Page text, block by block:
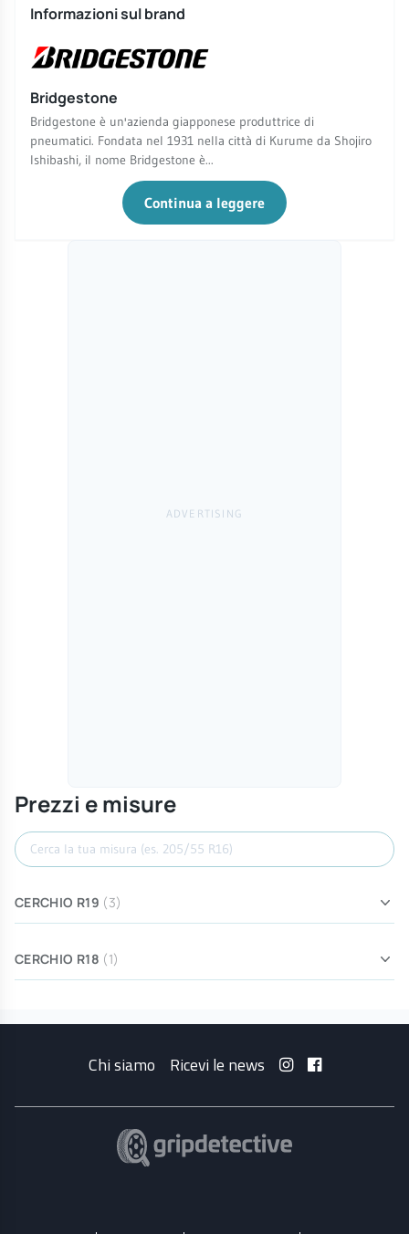
Informazioni sul brand
Bridgestone
Bridgestone è un'azienda giapponese produttrice di
pneumatici. Fondata nel 1931 nella città di Kurume da Shojiro
Ishibashi, il nome Bridgestone è...
Continua a leggere
Prezzi e misure
Cerca misura
CERCHIO R19 (3)
CERCHIO R18 (1)
Chi siamo Ricevi le news